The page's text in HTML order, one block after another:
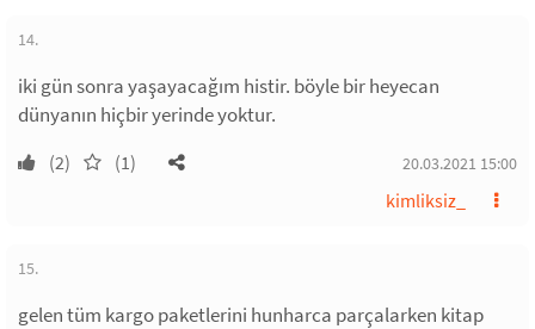
14.
iki gün sonra yaşayacağım histir. böyle bir heyecan
dünyanın hiçbir yerinde yoktur.
(2) (1) 20.03.2021 15:00
kimliksiz_
15.
gelen tüm kargo paketlerini hunharca parçalarken kitap